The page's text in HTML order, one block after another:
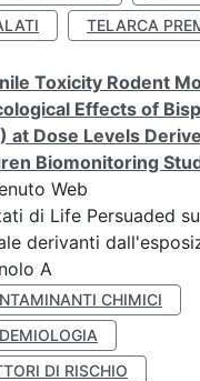
TELARCA
Toxicity Rodent
Effects of
at Dose Levels
Biomonitoring
Web
di Life Persuaded
derivanti
A
CHIMICI
DI RISCHIO